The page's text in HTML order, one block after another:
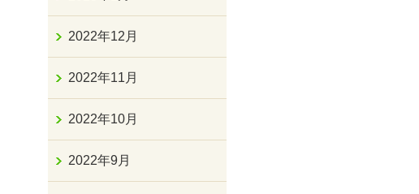
2022年12月
2022年11月
2022年10月
2022年9月